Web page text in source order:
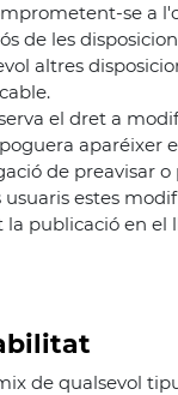
se a
de les
altres
el dret a
aparéixer
de preavisar o
estes
la publicació en el
de qualsevol